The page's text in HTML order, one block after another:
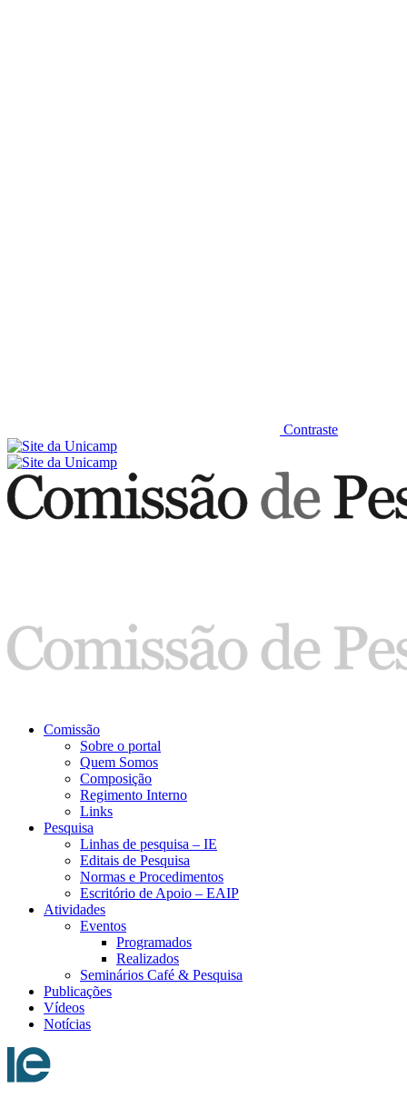
Contraste
Comissão
Sobre o portal
Quem Somos
Composição
Regimento Interno
Links
Pesquisa
Linhas de pesquisa – IE
Editais de Pesquisa
Normas e Procedimentos
Escritório de Apoio – EAIP
Atividades
Eventos
Programados
Realizados
Seminários Café & Pesquisa
Publicações
Vídeos
Notícias